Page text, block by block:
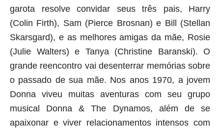
garota resolve convidar seus três pais, Harry
(Colin Firth), Sam (Pierce Brosnan) e Bill (Stellan
Skarsgard), e as melhores amigas da mãe, Rosie
(Julie Walters) e Tanya (Christine Baranski). O
grande reencontro vai desenterrar memórias sobre
o passado de sua mãe. Nos anos 1970, a jovem
Donna viveu muitas aventuras com seu grupo
musical Donna & The Dynamos, além de se
apaixonar e viver relacionamentos intensos com